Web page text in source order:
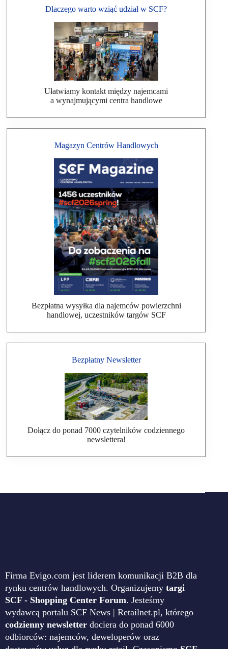
Dlaczego warto wziąć udział w SCF?
Ułatwiamy kontakt między najemcami
a wynajmującymi centra handlowe
Magazyn Centrów Handlowych
Bezpłatna wysyłka dla najemców powierzchni
handlowej, uczestników targów SCF
Bezpłatny Newsletter
Dołącz do ponad 7000 czytelników codziennego
newslettera!
Firma Evigo.com jest liderem komunikacji B2B dla
rynku centrów handlowych. Organizujemy targi
SCF - Shopping Center Forum. Jesteśmy
wydawcą portalu SCF News | Retailnet.pl, którego
codzienny newsletter dociera do ponad 6000
odbiorców: najemców, deweloperów oraz